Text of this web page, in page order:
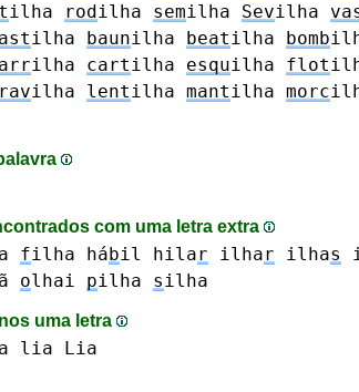
ilha rodilha semilha Sevilha
ilha baunilha beatilha bomb
ilha cartilha esquilha flot
ilha lentilha mantilha morc
com uma letra extra
filha hábil hilar ilhar ilhas
olhai pilha silha
uma letra
lia Lia